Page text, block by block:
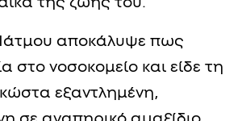
στο Facebook έγινε viral
ώρες, καθώς αποτύπωσε μια
ξεχνιέται. Έναν άντρα
του τη δόξα, τα γήπεδα
να σταθεί μέχρι τέλους